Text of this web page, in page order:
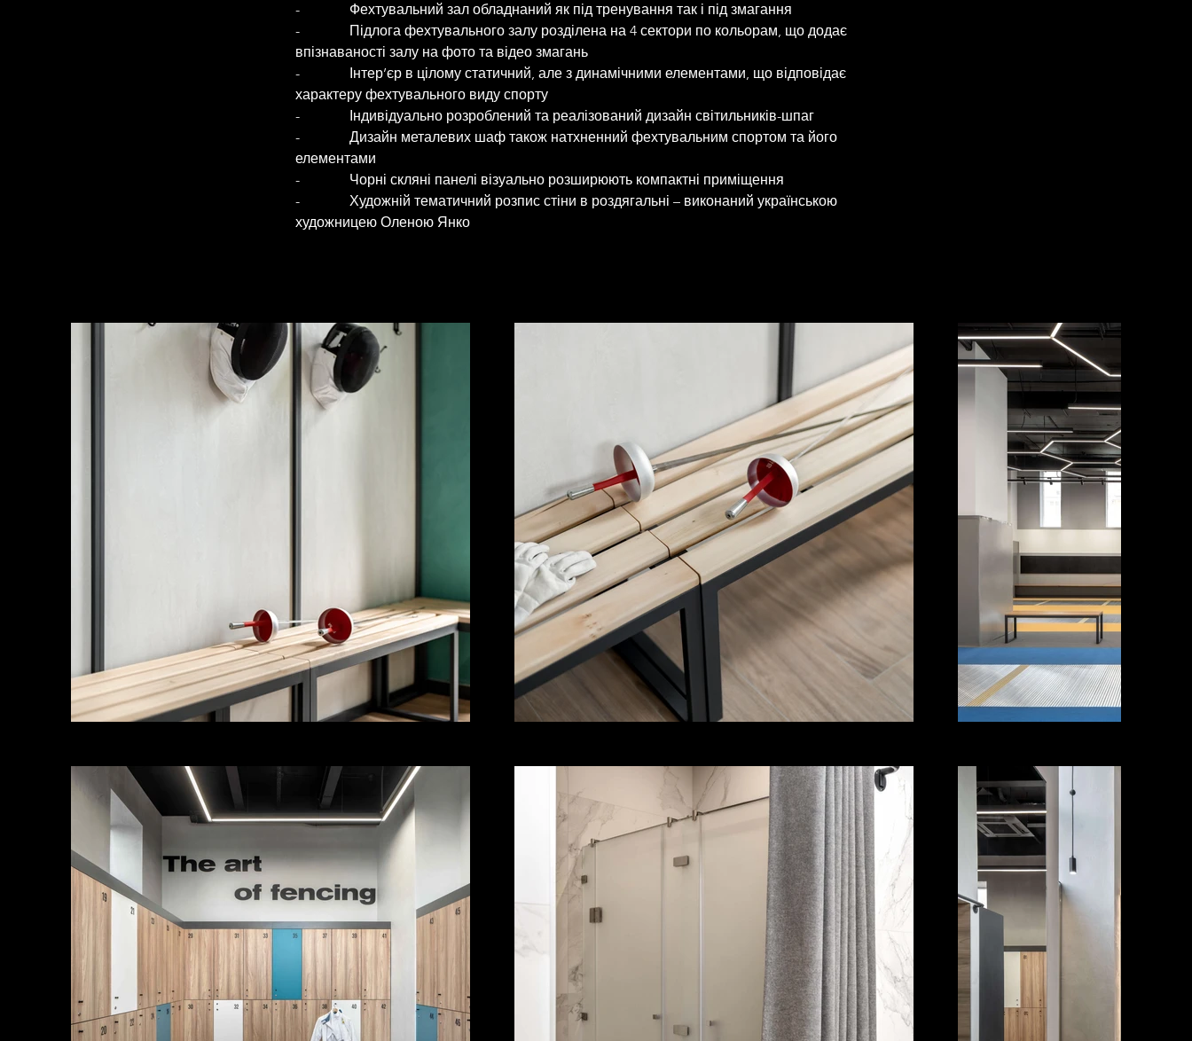
-              Фехтувальний зал обладнаний як під тренування так і під змагання
-              Підлога фехтувального залу розділена на 4 сектори по кольорам, що додає
впізнаваності залу на фото та відео змагань
-              Інтер’єр в цілому статичний, але з динамічними елементами, що відповідає
характеру фехтувального виду спорту
-              Індивідуально розроблений та реалізований дизайн світильників-шпаг
-              Дизайн металевих шаф також натхненний фехтувальним спортом та його
елементами
-              Чорні скляні панелі візуально розширюють компактні приміщення
-              Художній тематичний розпис стіни в роздягальні – виконаний українською
художницею Оленою Янко